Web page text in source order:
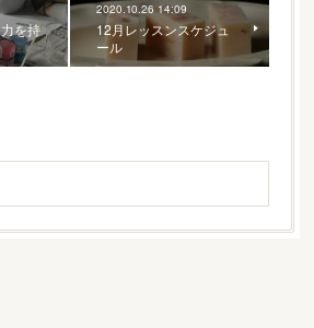
を持
2020.10.26 14:09
12月レッスンスケジュ
ール